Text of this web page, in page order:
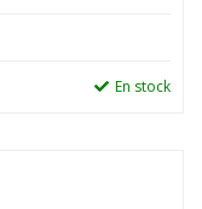
En stock